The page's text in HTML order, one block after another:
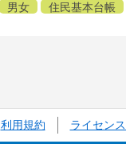
男女 住民基本台帳
利用規約 ライセン